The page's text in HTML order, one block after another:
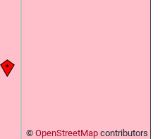
© OpenStreetMap contributors